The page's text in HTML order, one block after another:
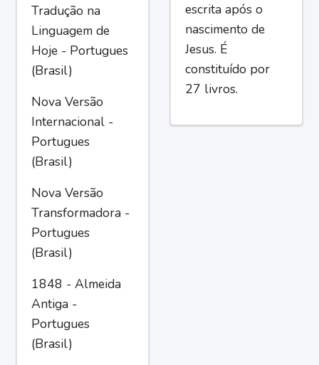
Tradução na
Linguagem de
Hoje - Portugues
(Brasil)
Nova Versão
Internacional -
Portugues
(Brasil)
Nova Versão
Transformadora -
Portugues
(Brasil)
1848 - Almeida
Antiga -
Portugues
(Brasil)
escrita após o
nascimento de
Jesus. É
constituído por
27 livros.